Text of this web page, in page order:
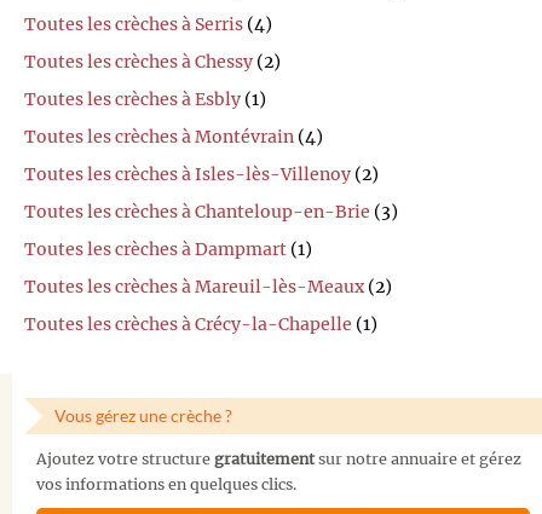
Toutes les crèches à Serris (4)
Toutes les crèches à Chessy (2)
Toutes les crèches à Esbly (1)
Toutes les crèches à Montévrain (4)
Toutes les crèches à Isles-lès-Villenoy (2)
Toutes les crèches à Chanteloup-en-Brie (3)
Toutes les crèches à Dampmart (1)
Toutes les crèches à Mareuil-lès-Meaux(2)
Toutes les crèches à Crécy-la-Chapelle (1)
Vous gérez une crèche ?
Ajoutez votre structure gratuitementsur notre annuaire et gérez
vos informations en quelques clics.